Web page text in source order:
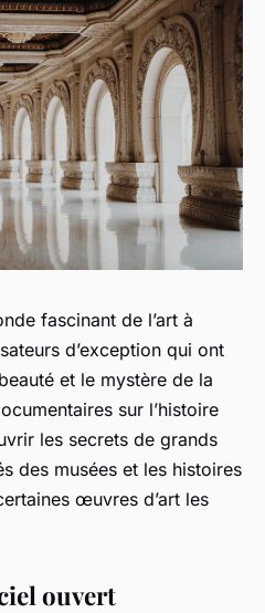
fascinant de l’art à
d’exception qui ont
et le mystère de la
sur l’histoire
les secrets de grands
des musées et les histoires
œuvres d’art les
ouvert